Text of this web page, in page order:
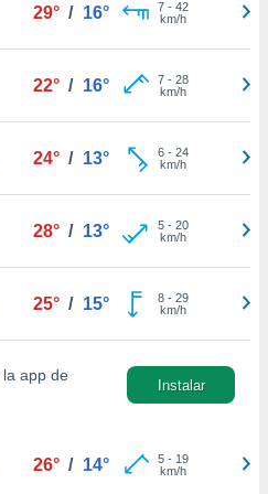
29° / 16° 7- 42
km/h
22° / 16° 7- 28
km/h
24° / 13° 6- 24
km/h
28° / 13° 5- 20
km/h
25° / 15° 8- 29
km/h
la app de
Instalar
26° / 14° 5- 19
km/h